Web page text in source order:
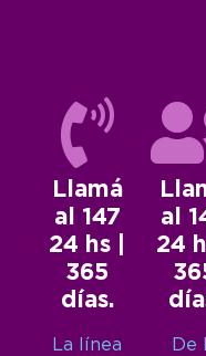
Llamá
al 147
24 hs |
365
días.
La línea
al
24
De